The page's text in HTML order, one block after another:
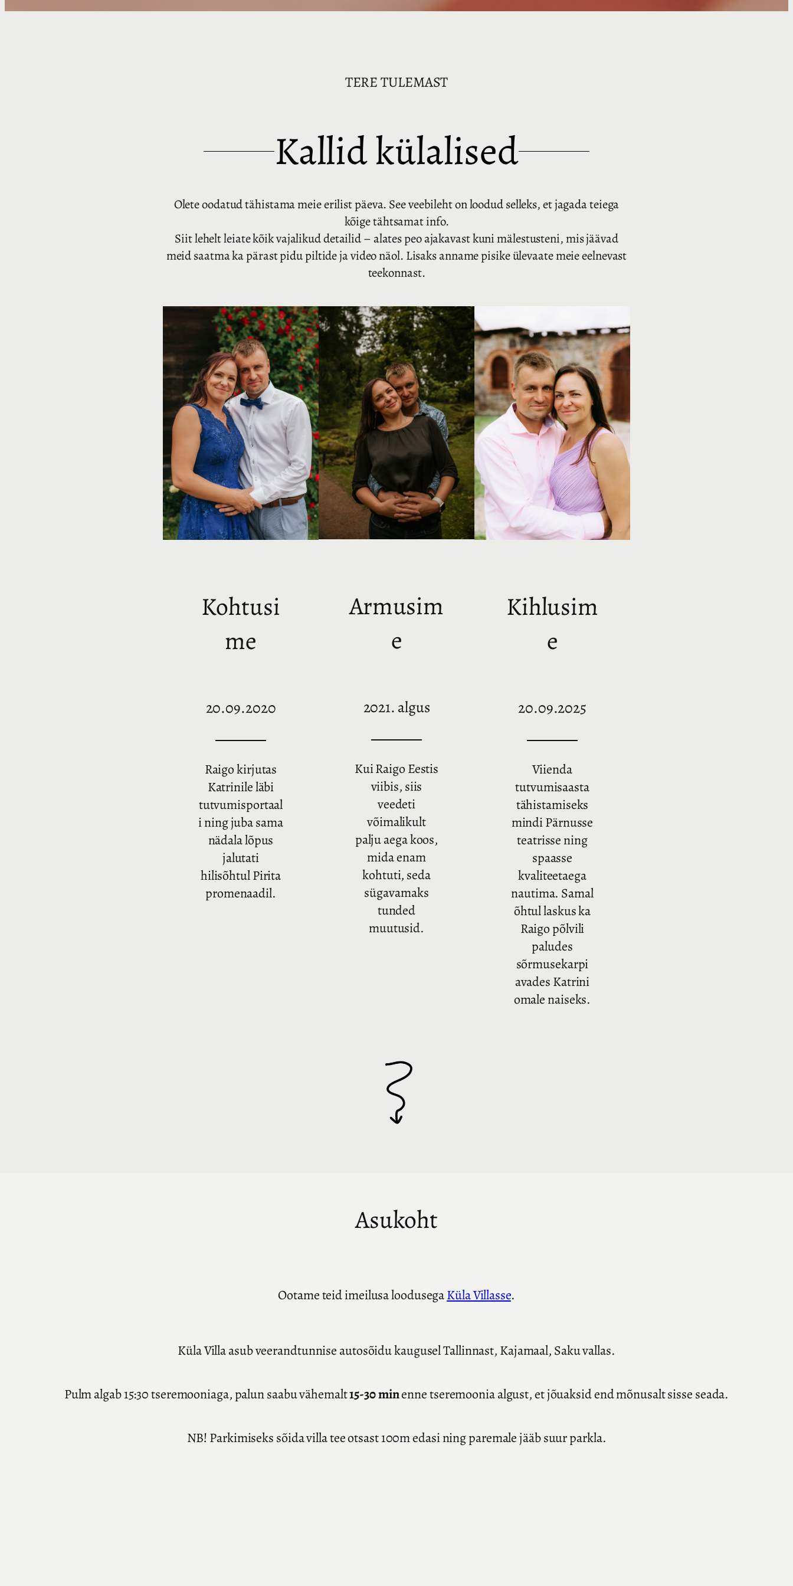
TERE TULEMAST
Kallid külalised
Olete oodatud tähistama meie erilist päeva. See veebileht on loodud selleks, et jagada teiega
kõige tähtsamat info.
Siit lehelt leiate kõik vajalikud detailid – alates peo ajakavast kuni mälestusteni, mis jäävad
meid saatma ka pärast pidu piltide ja video näol. Lisaks anname pisike ülevaate meie eelnevast
teekonnast.
Kohtusi
me
20.09.2020
Raigo kirjutas
Katrinile läbi
tutvumisportaal
i ning juba sama
nädala lõpus
jalutati
hilisõhtul Pirita
promenaadil.
Armusim
e
2021. algus
Kui Raigo Eestis
viibis, siis
veedeti
võimalikult
palju aega koos,
mida enam
kohtuti, seda
sügavamaks
tunded
muutusid.
Kihlusim
e
20.09.2025
Viienda
tutvumisaasta
tähistamiseks
mindi Pärnusse
teatrisse ning
spaasse
kvaliteetaega
nautima. Samal
õhtul laskus ka
Raigo põlvili
paludes
sõrmusekarpi
avades Katrini
omale naiseks.
Asukoht
Ootame teid imeilusa loodusegaKüla Villasse.
Küla Villa asub veerandtunnise autosõidu kaugusel Tallinnast, Kajamaal, Saku vallas.
Pulm algab 15:30 tseremooniaga, palun saabu vähemalt15-30 minenne tseremoonia algust, et jõuaksid end mõnusalt sisse seada.
NB! Parkimiseks sõida villa tee otsast 100m edasi ning paremale jääb suur parkla.